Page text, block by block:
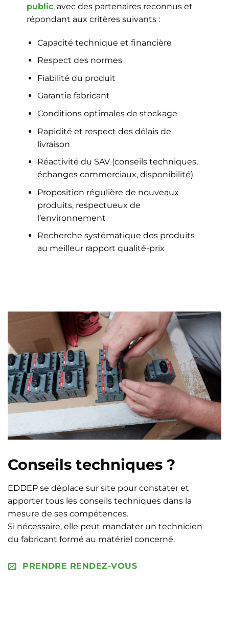
public, avec des partenaires reconnus et
répondant aux critères suivants :
Capacité technique et financière
Respect des normes
Fiabilité du produit
Garantie fabricant
Conditions optimales de stockage
Rapidité et respect des délais de
livraison
Réactivité du SAV (conseils techniques,
échanges commerciaux, disponibilité)
Proposition régulière de nouveaux
produits, respectueux de
l’environnement
Recherche systématique des produits
au meilleur rapport qualité-prix
Conseils techniques ?
EDDEP se déplace sur site pour constater et
apporter tous les conseils techniques dans la
mesure de ses compétences.
Si nécessaire, elle peut mandater un technicien
du fabricant formé au matériel concerné.
PRENDRE RENDEZ-VOUS